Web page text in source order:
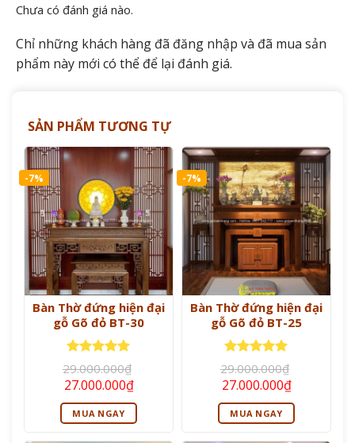
Chưa có đánh giá nào.
Chỉ những khách hàng đã đăng nhập và đã mua sản
phẩm này mới có thể để lại đánh giá.
SẢN PHẨM TƯƠNG TỰ
-7%
Bàn Thờ đứng hiện đại
gỗ Gõ đỏ BT-30
Được xếp
hạng55
sao
29.000.000₫
Giá
gốc
là:
29.000.000₫.
27.000.000₫Giá
hiện
tại
là:
MUA NGAY
-7%
Bàn Thờ đứng hiện đại
gỗ Gõ đỏ BT-25
Được xếp
hạng55
sao
29.000.000₫
Giá
gốc
là:
29.000.000₫.
27.000.000₫Giá
hiện
tại
là:
MUA NGAY